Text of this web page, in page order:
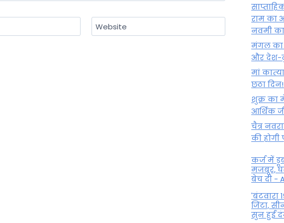
Website
राम का
नवमी का
मंगल का
और देश-
मां
छठा
शुक्र का
आर्थिक
चैत्र
की होगी
कर्ज में
मजबूर,
बेच दी -
'बंटवारा
जिंटा,
सुन हुईं